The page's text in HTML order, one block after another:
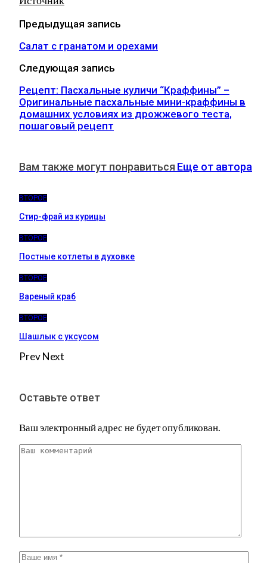
Предыдущая запись
Салат с гранатом и орехами
Следующая запись
Рецепт: Пасхальные куличи “Краффины” –
Оригинальные пасхальные мини-краффины в
домашних условиях из дрожжевого теста,
пошаговый рецепт
Вам также могут понравиться Еще от автора
ВТОРОЕ
Стир-фрай из курицы
ВТОРОЕ
Постные котлеты в духовке
ВТОРОЕ
Вареный краб
ВТОРОЕ
Шашлык с уксусом
PrevNext
Оставьте ответ
Ваш электронный адрес не будет опубликован.